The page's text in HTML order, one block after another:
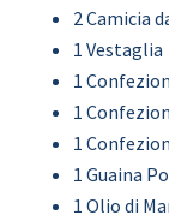
2 Camicia
1 Vestaglia
1
1
1
1 Guaina
1 Olio di